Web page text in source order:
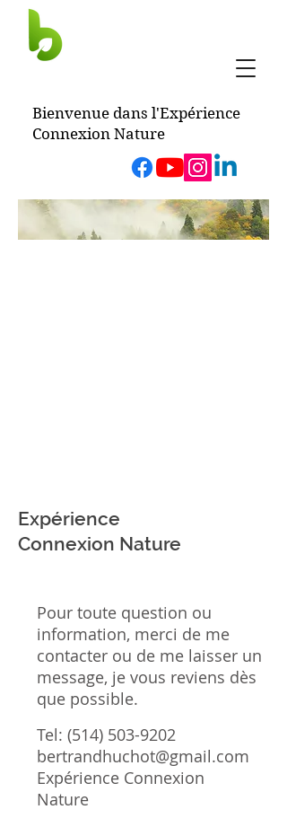
Bienvenue dans l'Expérience
Connexion Nature
Expérience
Connexion Nature
Pour toute question ou
information, merci de me
contacter ou de me laisser un
message, je vous reviens dès
que possible.
Tel: (514) 503-9202
bertrandhuchot@gmail.com
Expérience Connexion
Nature